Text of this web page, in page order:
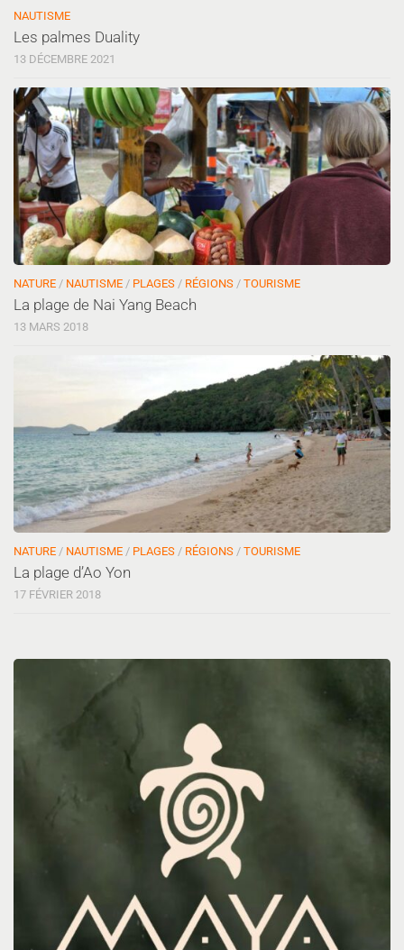
NAUTISME
Les palmes Duality
13 DÉCEMBRE 2021
NATURE / NAUTISME / PLAGES / RÉGIONS / TOURISME
La plage de Nai Yang Beach
13 MARS 2018
NATURE / NAUTISME / PLAGES / RÉGIONS / TOURISME
La plage d’Ao Yon
17 FÉVRIER 2018